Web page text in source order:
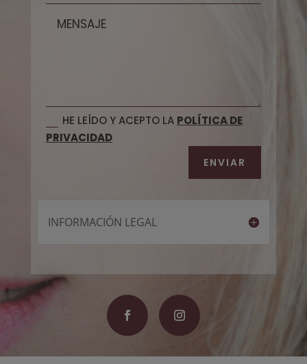
HE LEÍDO Y ACEPTO LA POLÍTICA DE
PRIVACIDAD
ENVIAR
INFORMACIÓN LEGAL